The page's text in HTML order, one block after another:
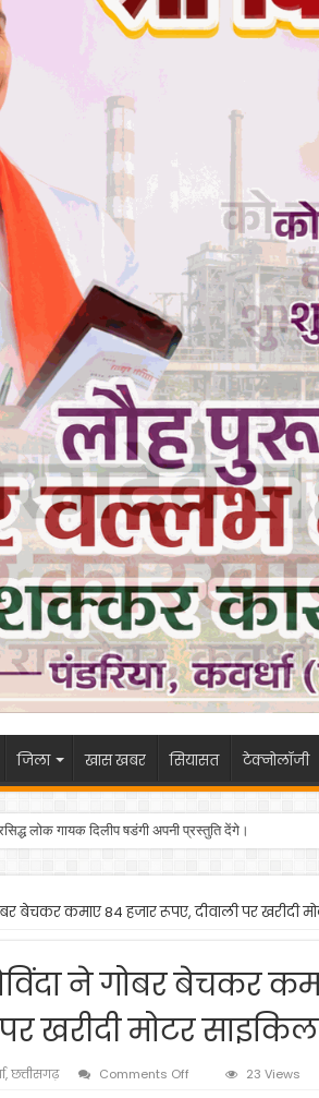
जिला खास खबर सियासत टेक्नोलॉजी
लोक गायक दिलीप षडंगी अपनी प्रस्तुति देंगे।
बेचकर कमाए 84 हजार रूपए, दीवाली पर खरीदी
ने गोबर बेचकर
खरीदी मोटर साइकिल
,छत्तीसगढ़ Comments Offon
23 Views